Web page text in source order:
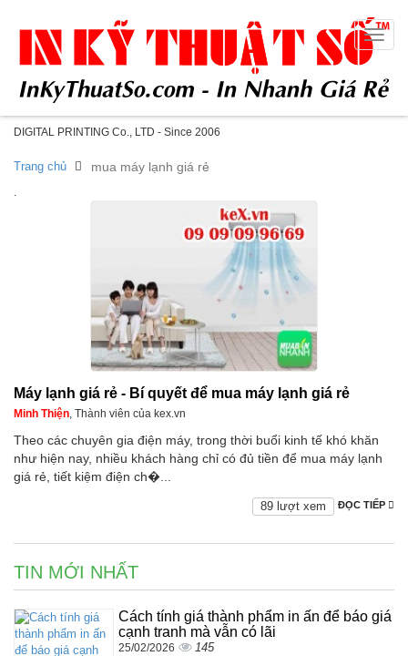
DIGITAL PRINTING Co., LTD - Since 2006
Toggle
Trang chủ mua máy lạnh giá rẻ
.
Máy lạnh giá rẻ - Bí quyết để mua máy lạnh giá rẻ
Minh Thiện, Thành viên của kex.vn
Theo các chuyên gia điện máy, trong thời buổi kinh tế khó khăn
như hiện nay, nhiều khách hàng chỉ có đủ tiền để mua máy lạnh
giá rẻ, tiết kiệm điện ch�...
ĐỌC TIẾP
89 lượt xem
TIN MỚI NHẤT
Cách tính giá thành phẩm in ấn để báo giá
cạnh tranh mà vẫn có lãi
25/02/2026 145